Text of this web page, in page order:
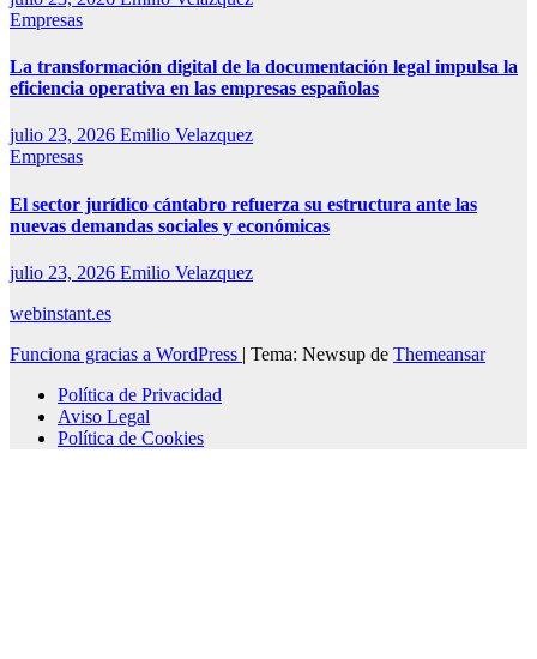
Empresas
La transformación digital de la documentación legal impulsa la
eficiencia operativa en las empresas españolas
julio 23, 2026 Emilio Velazquez
Empresas
El sector jurídico cántabro refuerza su estructura ante las
nuevas demandas sociales y económicas
julio 23, 2026 Emilio Velazquez
webinstant.es
Funciona gracias a WordPress | Tema: Newsup de Themeansar
Política de Privacidad
Aviso Legal
Política de Cookies